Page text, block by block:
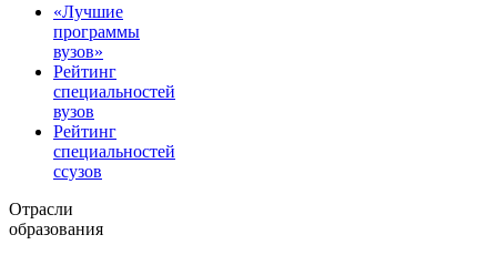
«Лучшие
программы
вузов»
Рейтинг
специальностей
вузов
Рейтинг
специальностей
ссузов
Отрасли
образования